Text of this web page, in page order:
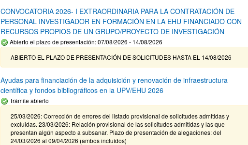
CONVOCATORIA 2026- I EXTRAORDINARIA PARA LA CONTRATACIÓN DE
PERSONAL INVESTIGADOR EN FORMACIÓN EN LA EHU FINANCIADO CON
RECURSOS PROPIOS DE UN GRUPO/PROYECTO DE INVESTIGACIÓN
Abierto el plazo de presentación: 07/08/2026 - 14/08/2026
ABIERTO EL PLAZO DE PRESENTACIÓN DE SOLICITUDES HASTA EL 14/08/2026
Ayudas para financiación de la adquisición y renovación de infraestructura
científica y fondos bibliográficos en la UPV/EHU 2026
Trámite abierto
25/03/2026: Corrección de errores del listado provisional de solicitudes admitidas y
excluidas. 23/03/2026: Relación provisional de las solicitudes admitidas y las que
presentan algún aspecto a subsanar. Plazo de presentación de alegaciones: del
24/03/2026 al 09/04/2026 (ambos incluídos)